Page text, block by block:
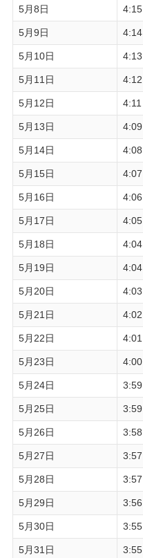
5月8日 4:15
5月9日 4:14
5月10日 4:13
5月11日 4:12
5月12日 4:11
5月13日 4:09
5月14日 4:08
5月15日 4:07
5月16日 4:06
5月17日 4:05
5月18日 4:04
5月19日 4:04
5月20日 4:03
5月21日 4:02
5月22日 4:01
5月23日 4:00
5月24日 3:59
5月25日 3:59
5月26日 3:58
5月27日 3:57
5月28日 3:57
5月29日 3:56
5月30日 3:55
5月31日 3:55